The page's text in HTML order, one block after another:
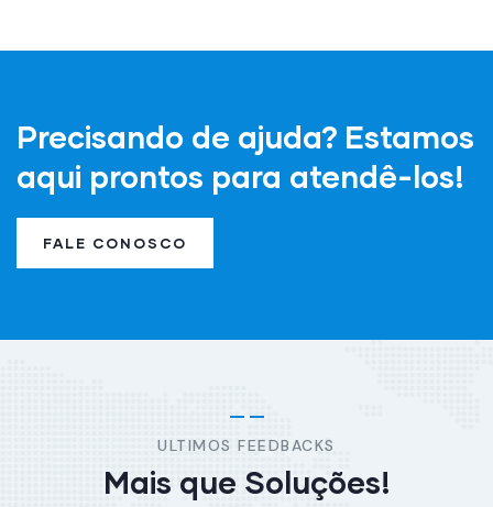
Precisando de ajuda? Estamos
aqui prontos para atendê-los!
FALE CONOSCO
ULTIMOS FEEDBACKS
Mais que Soluções!